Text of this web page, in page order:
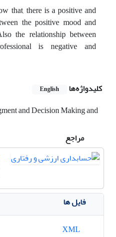
that, there is a positive and
the positive mood and
the relationship between
is negative and
کلیدواژه‌ها
English
and Decision Making and
مراجع
فایل ها